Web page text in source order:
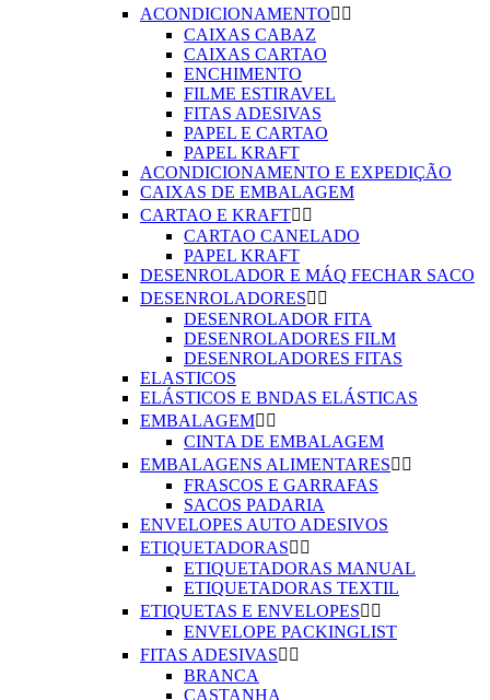
ACONDICIONAMENTO 
CAIXAS CABAZ
CAIXAS CARTAO
ENCHIMENTO
FILME ESTIRAVEL
FITAS ADESIVAS
PAPEL E CARTAO
PAPEL KRAFT
ACONDICIONAMENTO E EXPEDIÇÃO
CAIXAS DE EMBALAGEM
CARTAO E KRAFT 
CARTAO CANELADO
PAPEL KRAFT
DESENROLADOR E MÁQ FECHAR SACO
DESENROLADORES 
DESENROLADOR FITA
DESENROLADORES FILM
DESENROLADORES FITAS
ELASTICOS
ELÁSTICOS E BNDAS ELÁSTICAS
EMBALAGEM 
CINTA DE EMBALAGEM
EMBALAGENS ALIMENTARES 
FRASCOS E GARRAFAS
SACOS PADARIA
ENVELOPES AUTO ADESIVOS
ETIQUETADORAS 
ETIQUETADORAS MANUAL
ETIQUETADORAS TEXTIL
ETIQUETAS E ENVELOPES 
ENVELOPE PACKINGLIST
FITAS ADESIVAS 
BRANCA
CASTANHA